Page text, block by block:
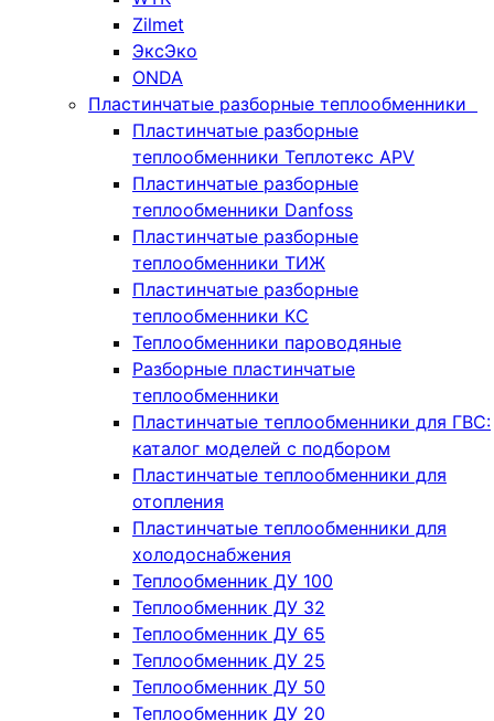
Zilmet
ЭксЭко
ONDA
Пластинчатые разборные теплообменники
Пластинчатые разборные
теплообменники Теплотекс APV
Пластинчатые разборные
теплообменники Danfoss
Пластинчатые разборные
теплообменники ТИЖ
Пластинчатые разборные
теплообменники КC
Теплообменники пароводяные
Разборные пластинчатые
теплообменники
Пластинчатые теплообменники для ГВС:
каталог моделей с подбором
Пластинчатые теплообменники для
отопления
Пластинчатые теплообменники для
холодоснабжения
Теплообменник ДУ 100
Теплообменник ДУ 32
Теплообменник ДУ 65
Теплообменник ДУ 25
Теплообменник ДУ 50
Теплообменник ДУ 20